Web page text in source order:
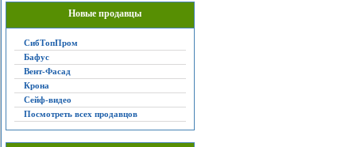
Новые продавцы
СибТопПром
Бафус
Вент-Фасад
Крона
Сейф-видео
Посмотреть всех продавцов